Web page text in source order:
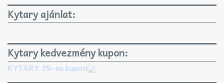
Kytary ajánlat:
Kytary kedvezmény kupon:
KYTARY 3%-os kupon